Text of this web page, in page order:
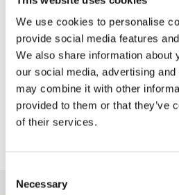
We use cookies to personalise
provide social media features
We also share information about
our social media, advertising
may combine it with other
provided to them or that they’ve
of their services.
Selection
Necessary
Omgående levering